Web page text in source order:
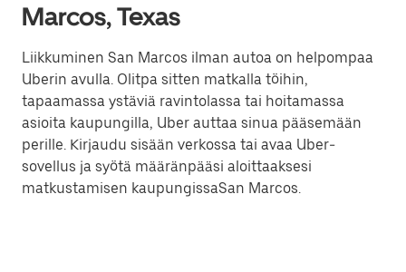
Marcos, Texas
Liikkuminen San Marcos ilman autoa on helpompaa
Uberin avulla. Olitpa sitten matkalla töihin,
tapaamassa ystäviä ravintolassa tai hoitamassa
asioita kaupungilla, Uber auttaa sinua pääsemään
perille. Kirjaudu sisään verkossa tai avaa Uber-
sovellus ja syötä määränpääsi aloittaaksesi
matkustamisen kaupungissaSan Marcos.